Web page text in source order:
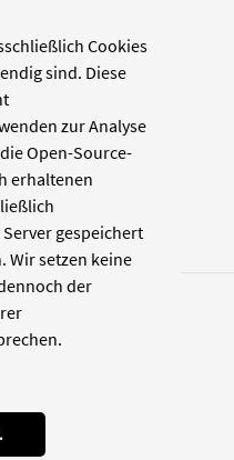
Cookies
sind. Diese
zur Analyse
Open-Source-
erhaltenen
gespeichert
Wir setzen keine
der